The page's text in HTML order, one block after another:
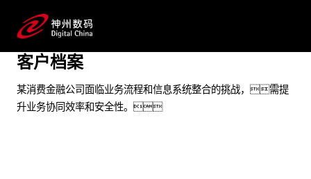
客户档案
某消费金融公司面临业务流程和信息系统整合的挑战，需提
升业务协同效率和安全性。